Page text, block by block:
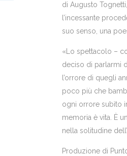
di Augusto
l’incessante
suo senso, una
«Lo spettacolo –
deciso di parlarmi
l’orrore di quegli
poco più che
ogni orrore subìto
memoria è vita. È
nella solitudine
Produzione di